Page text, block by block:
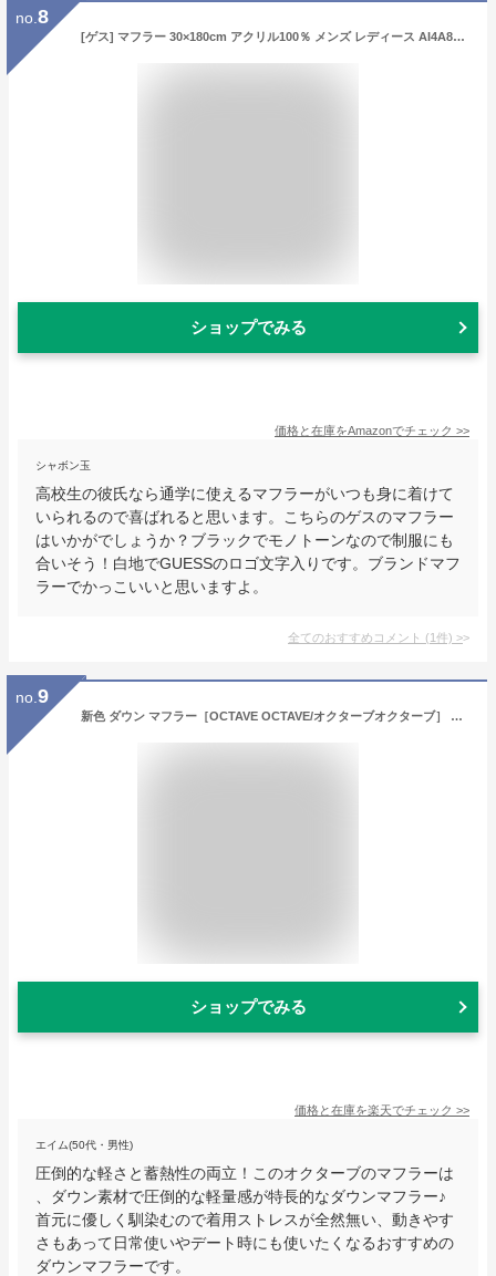
no. 8
[ゲス] マフラー 30×180cm アクリル100％ メンズ レディース AI4A8852DS ブラック [並行輸入品]
ショップでみる
価格と在庫をAmazonでチェック >>
シャボン玉
高校生の彼氏なら通学に使えるマフラーがいつも身に着けて
いられるので喜ばれると思います。こちらのゲスのマフラー
はいかがでしょうか？ブラックでモノトーンなので制服にも
合いそう！白地でGUESSのロゴ文字入りです。ブランドマフ
ラーでかっこいいと思いますよ。
全てのおすすめコメント (1件) >
no. 9
新色 ダウン マフラー［OCTAVE OCTAVE/オクターブオクターブ］ ポケッタブル 無地 17447500 メンズ レディース ビジネス ダウン90％フェザー10％ ネックウォーマー down maffler 新色追加
ショップでみる
価格と在庫を楽天でチェック >>
エイム(50代・男性)
圧倒的な軽さと蓄熱性の両立！このオクターブのマフラーは
、ダウン素材で圧倒的な軽量感が特長的なダウンマフラー♪
首元に優しく馴染むので着用ストレスが全然無い、動きやす
さもあって日常使いやデート時にも使いたくなるおすすめの
ダウンマフラーです。